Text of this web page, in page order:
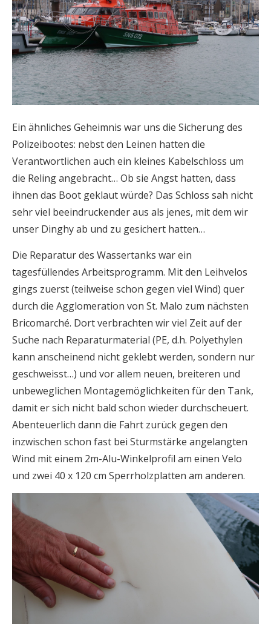
Ein ähnliches Geheimnis war uns die Sicherung des
Polizeibootes: nebst den Leinen hatten die
Verantwortlichen auch ein kleines Kabelschloss um
die Reling angebracht… Ob sie Angst hatten, dass
ihnen das Boot geklaut würde? Das Schloss sah nicht
sehr viel beeindruckender aus als jenes, mit dem wir
unser Dinghy ab und zu gesichert hatten…
Die Reparatur des Wassertanks war ein
tagesfüllendes Arbeitsprogramm. Mit den Leihvelos
gings zuerst (teilweise schon gegen viel Wind) quer
durch die Agglomeration von St. Malo zum nächsten
Bricomarché. Dort verbrachten wir viel Zeit auf der
Suche nach Reparaturmaterial (PE, d.h. Polyethylen
kann anscheinend nicht geklebt werden, sondern nur
geschweisst…) und vor allem neuen, breiteren und
unbeweglichen Montagemöglichkeiten für den Tank,
damit er sich nicht bald schon wieder durchscheuert.
Abenteuerlich dann die Fahrt zurück gegen den
inzwischen schon fast bei Sturmstärke angelangten
Wind mit einem 2m-Alu-Winkelprofil am einen Velo
und zwei 40 x 120 cm Sperrholzplatten am anderen.